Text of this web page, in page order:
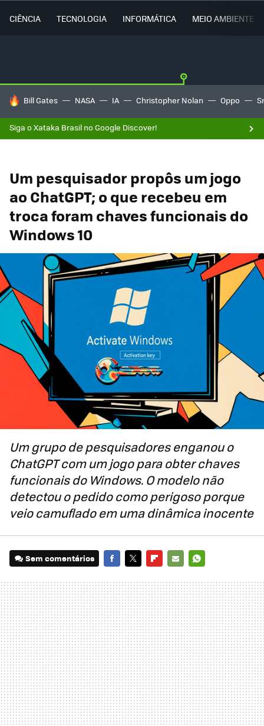
CIÊNCIA TECNOLOGIA INFORMÁTICA MEIO AMBIENTE
TENDÊNCIAS DO DIA
Bill Gates NASA IA Christopher Nolan Oppo
Siga o Xataka Brasil no Google Discover!
Um pesquisador propôs um jogo
ao ChatGPT; o que recebeu em
troca foram chaves funcionais do
Windows 10
Um grupo de pesquisadores enganou o
ChatGPT com um jogo para obter chaves
funcionais do Windows. O modelo não
detectou o pedido como perigoso porque
veio camuflado em uma dinâmica inocente
Sem comentários
MAIL